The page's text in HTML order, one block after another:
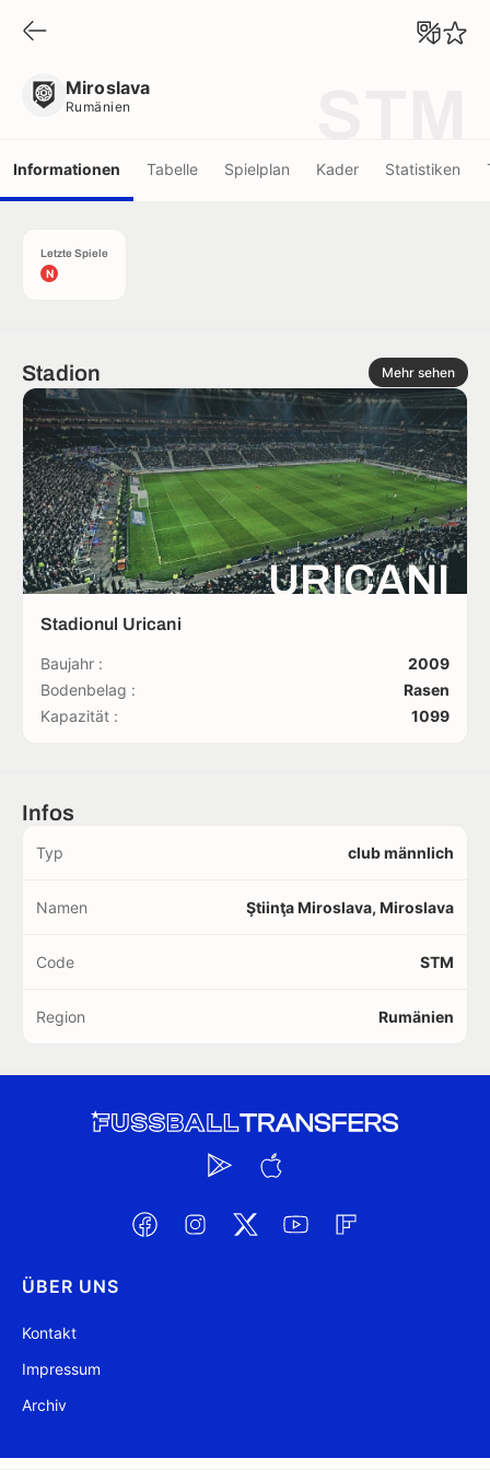
Miroslava
Rumänien
Informationen Tabelle Spielplan Kader Statistiken
Letzte Spiele
N
Stadion Mehr sehen
URICANI
Stadionul Uricani
Baujahr :
2009
Bodenbelag :
Rasen
Kapazität :
1099
Infos
Typ club männlich
Namen Ştiinţa Miroslava, Miroslava
Code STM
Region Rumänien
ÜBER UNS
Kontakt
Impressum
Archiv